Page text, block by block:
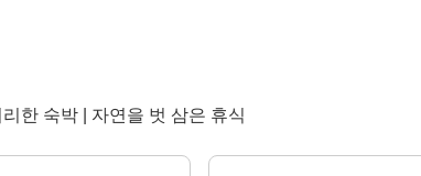
한 숙박 | 자연을 벗 삼은 휴식